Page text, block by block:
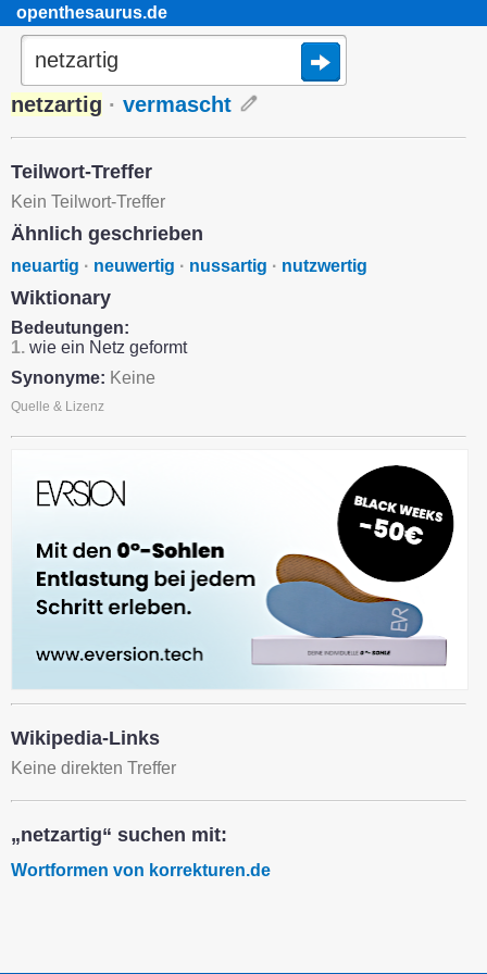
openthesaurus.de
netzartig · vermascht
Teilwort-Treffer
Kein Teilwort-Treffer
Ähnlich geschrieben
neuartig · neuwertig · nussartig · nutzwertig
Wiktionary
Bedeutungen:
1. wie ein Netz geformt
Synonyme: Keine
Quelle & Lizenz
Wikipedia-Links
Keine direkten Treffer
„netzartig“ suchen mit:
Wortformen von korrekturen.de